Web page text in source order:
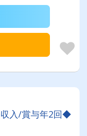
入/賞与年2回◆